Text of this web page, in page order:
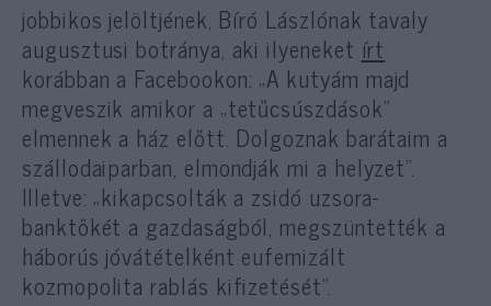
jobbikos jelöltjének, Bíró Lászlónak tavaly
augusztusi botránya, aki ilyeneket írt
korábban a Facebookon: „A kutyám majd
megveszik amikor a „tetűcsúszdások”
elmennek a ház előtt. Dolgoznak barátaim a
szállodaiparban, elmondják mi a helyzet”.
Illetve: „kikapcsolták a zsidó uzsora-
banktőkét a gazdaságból, megszüntették a
háborús jóvátételként eufemizált
kozmopolita rablás kifizetését”.